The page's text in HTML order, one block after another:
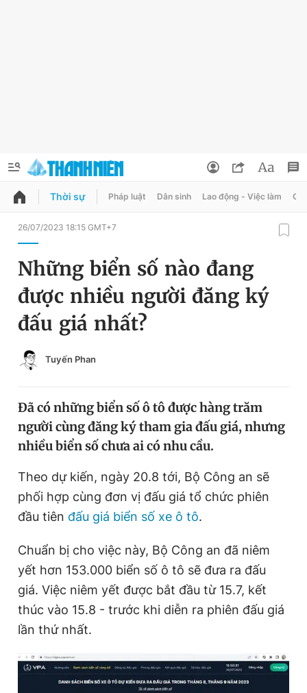
QUẢNG CÁO
Chuyên mục
Chuyên mục khác
Chào ngày mới
Video Magazine
Sản phẩm khác
Tiện ích Bạn cần biết
Thông tin tòa soạn Liên hệ quảng cáo
Đọc Thanh Niên trên điện thoại
Đổi mật khẩu
Tin đã lưu
Tin đã xem
Thời sự Pháp luật Dân sinh Lao động - Việc làm
26/07/2023 18:15 GMT+7
Những biển số nào đang
được nhiều người đăng ký
đấu giá nhất?
Tuyến Phan
Đã có những biển số ô tô được hàng trăm
người cùng đăng ký tham gia đấu giá, nhưng
nhiều biển số chưa ai có nhu cầu.
Theo dự kiến, ngày 20.8 tới, Bộ Công an sẽ
phối hợp cùng đơn vị đấu giá tổ chức phiên
đầu tiên đấu giá biển số xe ô tô.
Chuẩn bị cho việc này, Bộ Công an đã niêm
yết hơn 153.000 biển số ô tô sẽ đưa ra đấu
giá. Việc niêm yết được bắt đầu từ 15.7, kết
thúc vào 15.8 - trước khi diễn ra phiên đấu giá
lần thứ nhất.